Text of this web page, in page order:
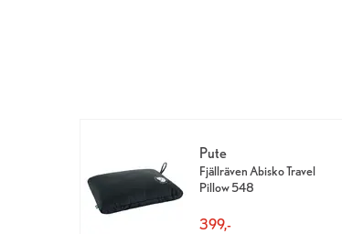
Pute
Fjällräven Abisko Travel
Pillow 548
399,-